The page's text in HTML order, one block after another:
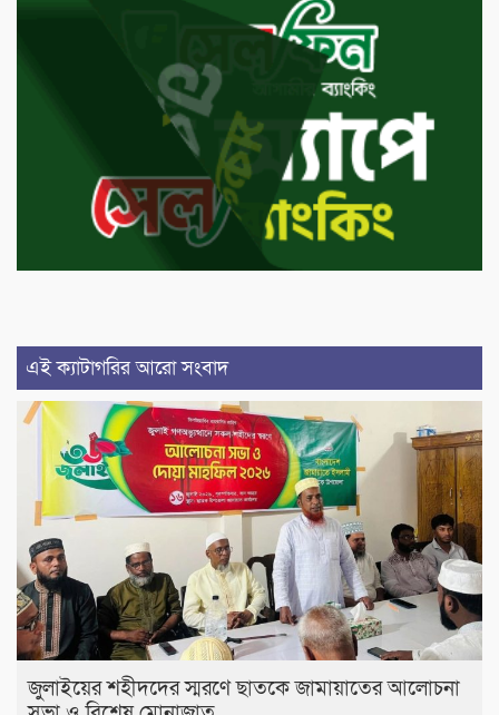
এই ক্যাটাগরির আরো সংবাদ
জুলাইয়ের শহীদদের স্মরণে ছাতকে জামায়াতের আলোচনা